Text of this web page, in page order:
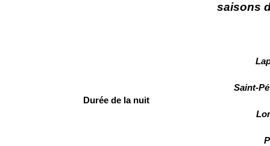
Durée de la nuit
saisons
Saint-